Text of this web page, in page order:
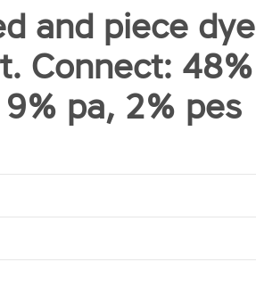
and piece
Connect:
pa, 2% pes